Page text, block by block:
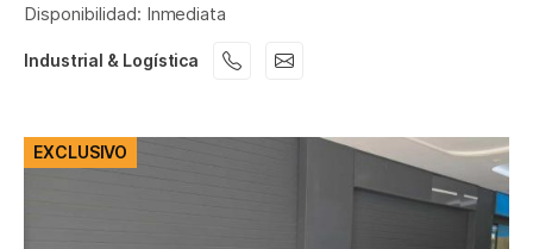
Disponibilidad: Inmediata
Industrial & Logística
EXCLUSIVO